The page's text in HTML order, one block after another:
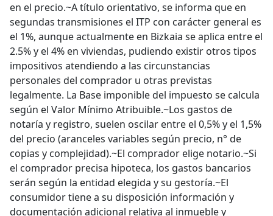
en el precio.~A título orientativo, se informa que en
segundas transmisiones el ITP con carácter general es
el 1%, aunque actualmente en Bizkaia se aplica entre el
2.5% y el 4% en viviendas, pudiendo existir otros tipos
impositivos atendiendo a las circunstancias
personales del comprador u otras previstas
legalmente. La Base imponible del impuesto se calcula
según el Valor Mínimo Atribuible.~Los gastos de
notaría y registro, suelen oscilar entre el 0,5% y el 1,5%
del precio (aranceles variables según precio, n° de
copias y complejidad).~El comprador elige notario.~Si
el comprador precisa hipoteca, los gastos bancarios
serán según la entidad elegida y su gestoría.~El
consumidor tiene a su disposición información y
documentación adicional relativa al inmueble y